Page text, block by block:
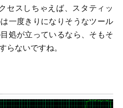
セスしちゃえば、スタティッ
一度きりになりそうなツール
処が立っているなら、そもそ
らないですね。